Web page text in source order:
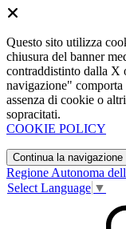
Questo sito utilizza
chiusura del banner
contraddistinto dalla X
navigazione"
assenza di cookie o
sopracitati.
COOKIE POLICY
Continua la navigazione
Regione Autonoma
Select Language ▼